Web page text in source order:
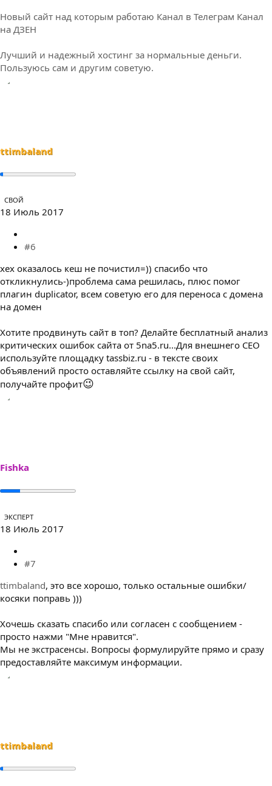
Новый сайт над которым работаю Канал в Телеграм Канал
на ДЗЕН
Лучший и надежный хостинг за нормальные деньги.
Пользуюсь сам и другим советую.
ttimbaland
СВОЙ
18 Июль 2017
#6
хех оказалось кеш не почистил=)) спасибо что
откликнулись-)проблема сама решилась, плюс помог
плагин duplicator, всем советую его для переноса с домена
на домен
Хотите продвинуть сайт в топ? Делайте бесплатный анализ
критических ошибок сайта от 5na5.ru...Для внешнего СЕО
используйте площадку tassbiz.ru - в тексте своих
объявлений просто оставляйте ссылку на свой сайт,
получайте профит😉
Fishka
ЭКСПЕРТ
18 Июль 2017
#7
ttimbaland, это все хорошо, только остальные ошибки/
косяки поправь )))
Хочешь сказать спасибо или согласен с сообщением -
просто нажми "Мне нравится".
Мы не экстрасенсы. Вопросы формулируйте прямо и сразу
предоставляйте максимум информации.
ttimbaland